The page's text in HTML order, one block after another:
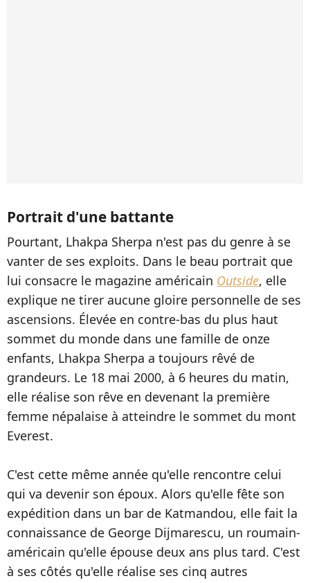
Portrait d'une battante
Pourtant, Lhakpa Sherpa n'est pas du genre à se
vanter de ses exploits. Dans le beau portrait que
lui consacre le magazine américain Outside, elle
explique ne tirer aucune gloire personnelle de ses
ascensions. Élevée en contre-bas du plus haut
sommet du monde dans une famille de onze
enfants, Lhakpa Sherpa a toujours rêvé de
grandeurs. Le 18 mai 2000, à 6 heures du matin,
elle réalise son rêve en devenant la première
femme népalaise à atteindre le sommet du mont
Everest.
C'est cette même année qu'elle rencontre celui
qui va devenir son époux. Alors qu'elle fête son
expédition dans un bar de Katmandou, elle fait la
connaissance de George Dijmarescu, un roumain-
américain qu'elle épouse deux ans plus tard. C'est
à ses côtés qu'elle réalise ses cinq autres